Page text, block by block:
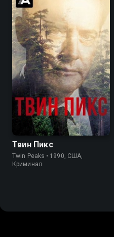
8.4 8.7
Твин Пикс
Twin Peaks • 1990, США,
Криминал